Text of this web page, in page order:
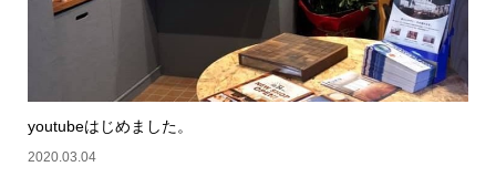
youtubeはじめました。
2020.03.04